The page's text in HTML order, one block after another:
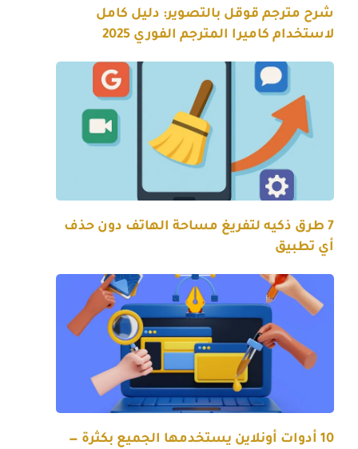
شرح مترجم قوقل بالتصوير: دليل كامل
لاستخدام كاميرا المترجم الفوري 2025
7 طرق ذكيه لتفريغ مساحة الهاتف دون حذف
أي تطبيق
10 أدوات أونلاين يستخدمها الجميع بكثرة —